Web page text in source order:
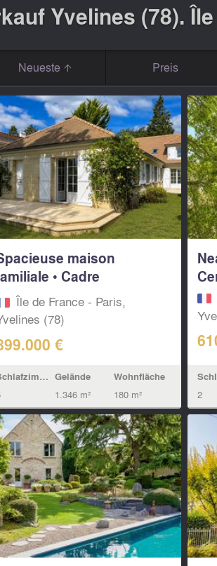
Yvelines (78).
Neueste Preis
maison
• Cadre
•...
Île de France - Paris,
(78)
€
Schlafzimmern Gelände
1.346 m²
Wohnfläche
180 m² 2